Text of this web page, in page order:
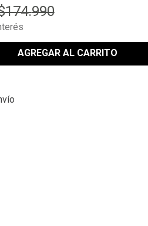
174.990
AGREGAR AL CARRITO